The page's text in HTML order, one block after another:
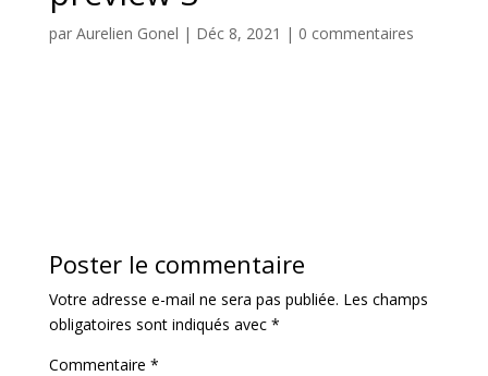
par Aurelien Gonel | Déc 8, 2021 | 0 commentaires
Poster le commentaire
Votre adresse e-mail ne sera pas publiée. Les champs
obligatoires sont indiqués avec *
Commentaire *